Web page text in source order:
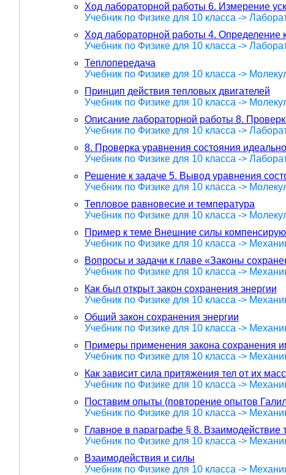
Ход лабораторной работы 6. Измерение
Учебник по Физике для 10 класса ->
Ход лабораторной работы 4. Определение
Учебник по Физике для 10 класса ->
Теплопередача
Учебник по Физике для 10 класса ->
Принцип действия тепловых двигателей
Учебник по Физике для 10 класса ->
Описание лабораторной работы 8.
Учебник по Физике для 10 класса ->
8. Проверка уравнения состояния
Учебник по Физике для 10 класса ->
Решение к задаче 5. Вывод уравнения
Учебник по Физике для 10 класса ->
Тепловое равновесие и температура
Учебник по Физике для 10 класса ->
Пример к теме Внешние силы
Учебник по Физике для 10 класса ->
Вопросы и задачи к главе «Законы
Учебник по Физике для 10 класса ->
Как был открыт закон сохранения энергии
Учебник по Физике для 10 класса ->
Общий закон сохранения энергии
Учебник по Физике для 10 класса ->
Примеры применения закона сохранения
Учебник по Физике для 10 класса ->
Как зависит сила притяжения тел от их
Учебник по Физике для 10 класса ->
Поставим опыты (повторение опытов
Учебник по Физике для 10 класса ->
Главное в параграфе § 8. Взаимодействие
Учебник по Физике для 10 класса ->
Взаимодействия и силы
Учебник по Физике для 10 класса ->